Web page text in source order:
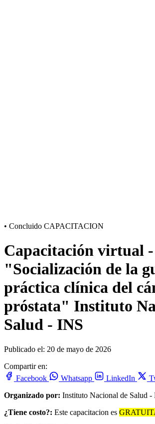
• Concluido CAPACITACION
Capacitación virtual -
"Socialización de la
práctica clínica del
próstata" Instituto
Salud - INS
Publicado el: 20 de mayo de 2026
Compartir en:
Facebook
Whatsapp LinkedIn
Organizado por: Instituto Nacional de Salud -
¿Tiene costo?: Este capacitacion es